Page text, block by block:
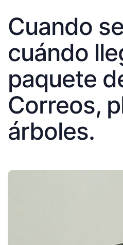
Cuando
cuándo
paquete
Correos,
árboles.